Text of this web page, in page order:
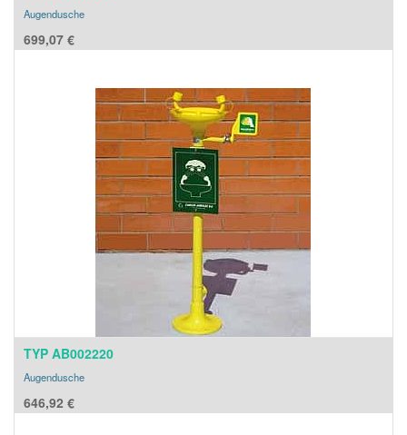
Augendusche
699,07 €
TYP AB002220
Augendusche
646,92 €